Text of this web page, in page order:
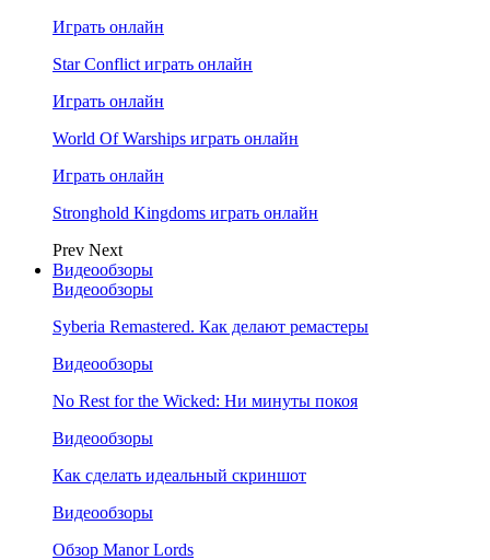
Играть онлайн
Star Conflict играть онлайн
Играть онлайн
World Of Warships играть онлайн
Играть онлайн
Stronghold Kingdoms играть онлайн
Prev Next
Видеообзоры
Видеообзоры
Syberia Remastered. Как делают ремастеры
Видеообзоры
No Rest for the Wicked: Ни минуты покоя
Видеообзоры
Как сделать идеальный скриншот
Видеообзоры
Обзор Manor Lords